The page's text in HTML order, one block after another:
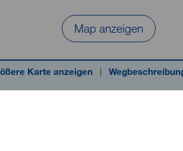
Map anzeigen
Karte anzeigen |